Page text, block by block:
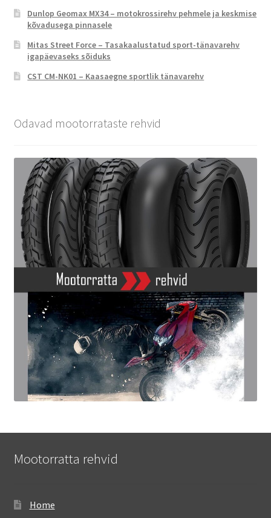
Dunlop Geomax MX34 – motokrossirehv pehmele ja keskmise
kõvadusega pinnasele
Mitas Street Force – Tasakaalustatud sport-tänavarehv
igapäevaseks sõiduks
CST CM-NK01 – Kaasaegne sportlik tänavarehv
Odavad mootorrataste rehvid
Mootorratta rehvid
Home